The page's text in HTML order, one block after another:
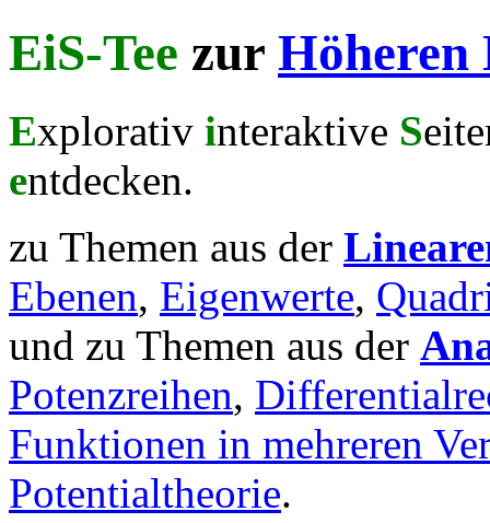
EiS-Tee zur
Explorativ interaktive S
entdecken.
zu Themen aus der
Ebenen, Eigenwerte,
und zu Themen aus der
Potenzreihen,
Funktionen in mehreren
Potentialtheorie.